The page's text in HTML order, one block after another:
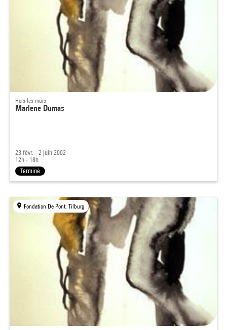
Hors les murs
Marlene Dumas
23 févr. - 2 juin 2002
12h - 18h
Terminé
Fondation De Pont, Tilburg